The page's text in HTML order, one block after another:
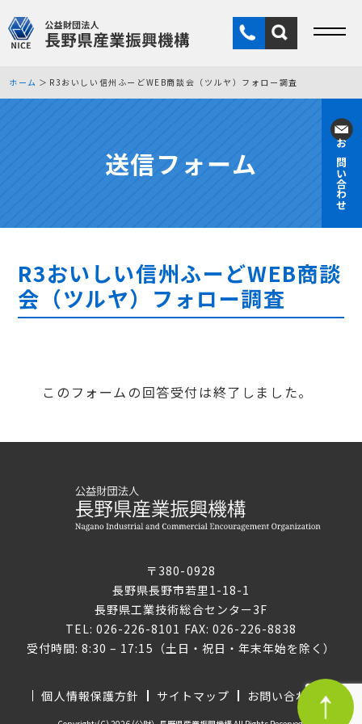
お問い合わせ
ホーム R3おいしい信州ふーどWEB商談会（ツルヤ）フォロー調査
送信フォーム
R3おいしい信州ふーどWEB商談
会（ツルヤ）フォロー調査
このフォームの回答受付は終了しました。
〒380-0928
長野県長野市若里1-18-1
長野県工業技術総合センター3F
TEL: 026-226-8101 FAX: 026-226-8838
受付時間: 8:30 – 17:15（土日・祝日・年末年始を除く）
個人情報保護方針 サイトマップ お問い合わせ